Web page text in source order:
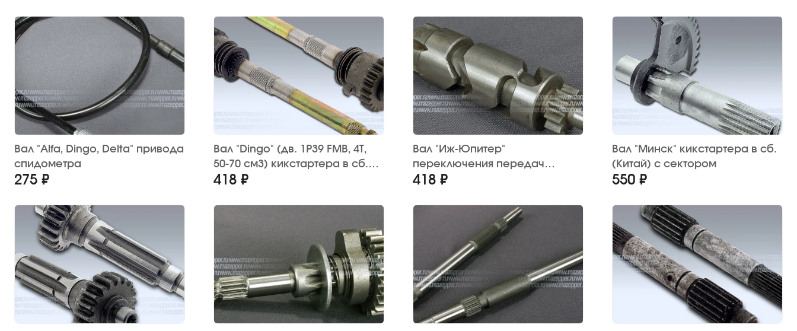
Вал "Alfa, Dingo, Delta" привода
спидометра
275 ₽
Вал "Dingo" (дв. 1P39 FMB, 4Т,
50-70 см3) кикстартера в сб.
(TATA)
418 ₽
Вал "Иж-Юпитер"
переключения передач
(червячный)
418 ₽
Вал "Минск" кикстартера в сб.
(Китай) с сектором
550 ₽